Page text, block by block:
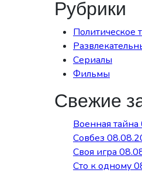
Рубрики
Политическое
Сериалы
Фильмы
Свежие
Военная
Совбез
Своя игра
Сто к одному